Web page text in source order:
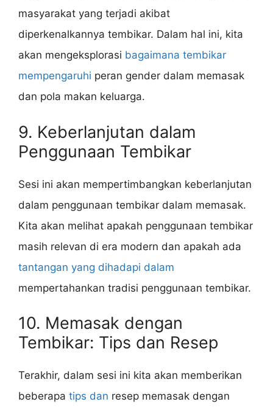
masyarakat yang terjadi akibat
diperkenalkannya tembikar. Dalam hal ini, kita
akan mengeksplorasi bagaimana tembikar
mempengaruhi peran gender dalam memasak
dan pola makan keluarga.
9. Keberlanjutan dalam
Penggunaan Tembikar
Sesi ini akan mempertimbangkan keberlanjutan
dalam penggunaan tembikar dalam memasak.
Kita akan melihat apakah penggunaan tembikar
masih relevan di era modern dan apakah ada
tantangan yang dihadapi dalam
mempertahankan tradisi penggunaan tembikar.
10. Memasak dengan
Tembikar: Tips dan Resep
Terakhir, dalam sesi ini kita akan memberikan
beberapa tips dan resep memasak dengan